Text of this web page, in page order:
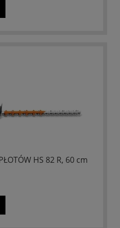
HS 82 R, 60 cm